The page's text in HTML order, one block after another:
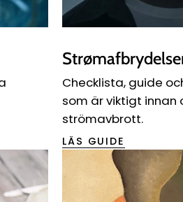
Checklista, guide
som är viktigt innan
strömavbrott.
LÄS GUIDE